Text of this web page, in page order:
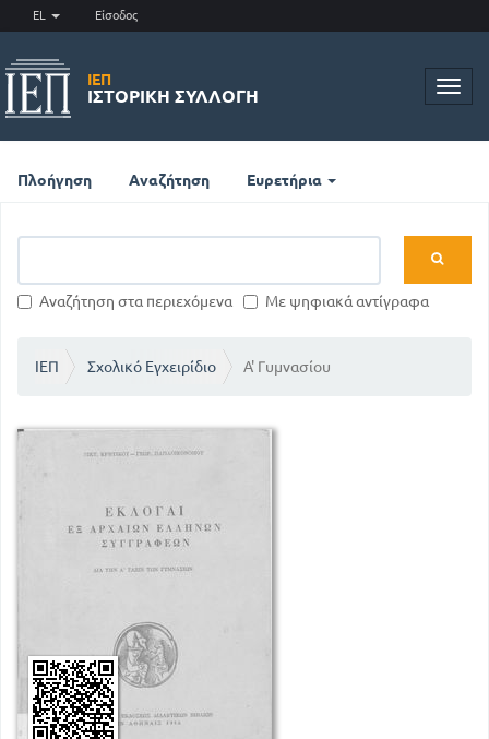
EL Είσοδος
ΙΕΠ
ΙΣΤΟΡΙΚΉ ΣΥΛΛΟΓΉ
Πλοήγηση Αναζήτηση Ευρετήρια
Αναζήτηση στα περιεχόμενα Με ψηφιακά αντίγραφα
ΙΕΠ Σχολικό Εγχειρίδιο Α' Γυμνασίου